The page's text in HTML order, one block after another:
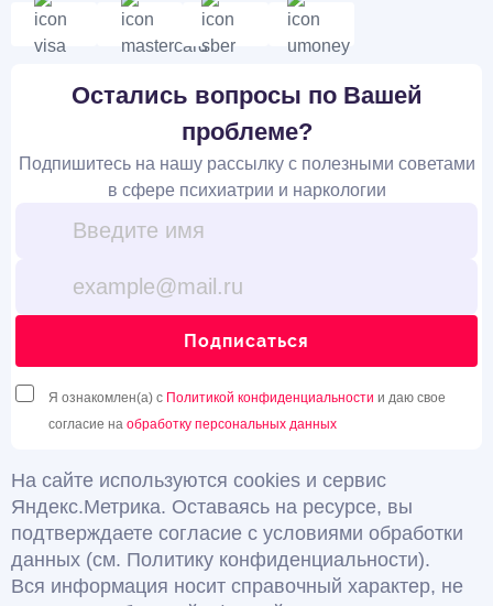
Остались вопросы по Вашей
проблеме?
Подпишитесь на нашу рассылку с полезными советами
в сфере психиатрии и наркологии
Подписаться
Я ознакомлен(а) с Политикой конфиденциальности и даю свое
согласие на обработку персональных данных
На сайте используются cookies и сервис
Яндекс.Метрика. Оставаясь на ресурсе, вы
подтверждаете согласие с условиями обработки
данных (см. Политику конфиденциальности).
Вся информация носит справочный характер, не